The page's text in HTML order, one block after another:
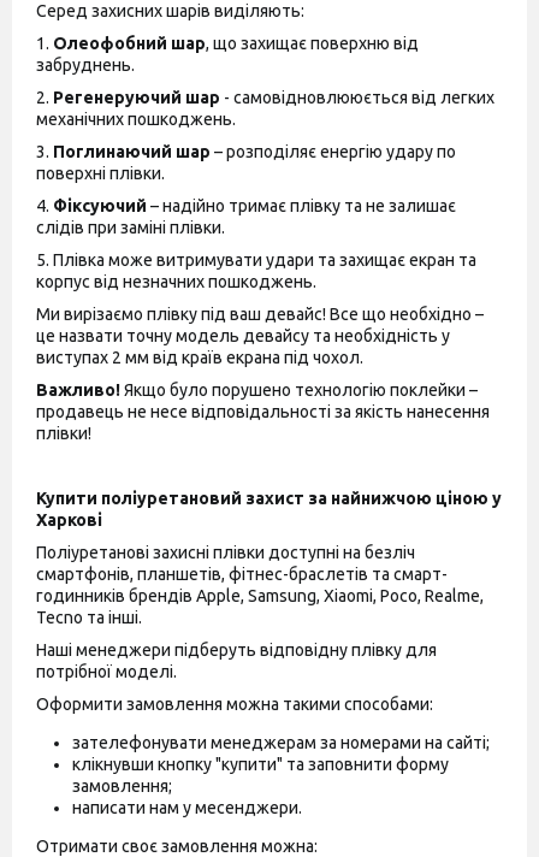
Серед захисних шарів виділяють:
1. Олеофобний шар, що захищає поверхню від
забруднень.
2. Регенеруючий шар - самовідновлююється від легких
механічних пошкоджень.
3. Поглинаючий шар – розподіляє енергію удару по
поверхні плівки.
4. Фіксуючий – надійно тримає плівку та не залишає
слідів при заміні плівки.
5. Плівка може витримувати удари та захищає екран та
корпус від незначних пошкоджень.
Ми вирізаємо плівку під ваш девайс! Все що необхідно –
це назвати точну модель девайсу та необхідність у
виступах 2 мм від країв екрана під чохол.
Важливо!Якщо було порушено технологію поклейки –
продавець не несе відповідальності за якість нанесення
плівки!
Купити поліуретановий захист за найнижчою ціною у
Харкові
Поліуретанові захисні плівки доступні на безліч
смартфонів, планшетів, фітнес-браслетів та смарт-
годинників брендів Apple, Samsung, Xiaomi, Poco, Realme,
Tecno та інші.
Наші менеджери підберуть відповідну плівку для
потрібної моделі.
Оформити замовлення можна такими способами:
зателефонувати менеджерам за номерами на сайті;
клікнувши кнопку "купити" та заповнити форму
замовлення;
написати нам у месенджери.
Отримати своє замовлення можна: